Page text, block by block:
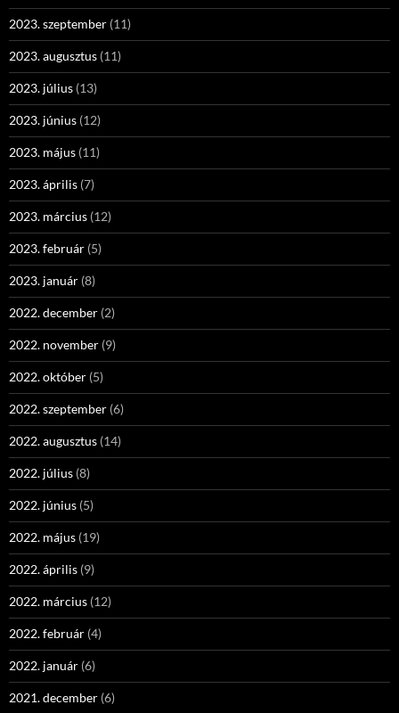
2023. szeptember (11)
2023. augusztus (11)
2023. július (13)
2023. június (12)
2023. május (11)
2023. április (7)
2023. március (12)
2023. február (5)
2023. január (8)
2022. december (2)
2022. november (9)
2022. október (5)
2022. szeptember (6)
2022. augusztus (14)
2022. július (8)
2022. június (5)
2022. május (19)
2022. április (9)
2022. március (12)
2022. február (4)
2022. január (6)
2021. december (6)